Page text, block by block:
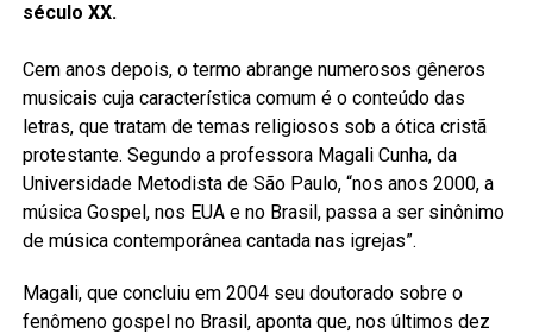
século XX.
Cem anos depois, o termo abrange numerosos gêneros
musicais cuja característica comum é o conteúdo das
letras, que tratam de temas religiosos sob a ótica cristã
protestante. Segundo a professora Magali Cunha, da
Universidade Metodista de São Paulo, “nos anos 2000, a
música Gospel, nos EUA e no Brasil, passa a ser sinônimo
de música contemporânea cantada nas igrejas”.
Magali, que concluiu em 2004 seu doutorado sobre o
fenômeno gospel no Brasil, aponta que, nos últimos dez